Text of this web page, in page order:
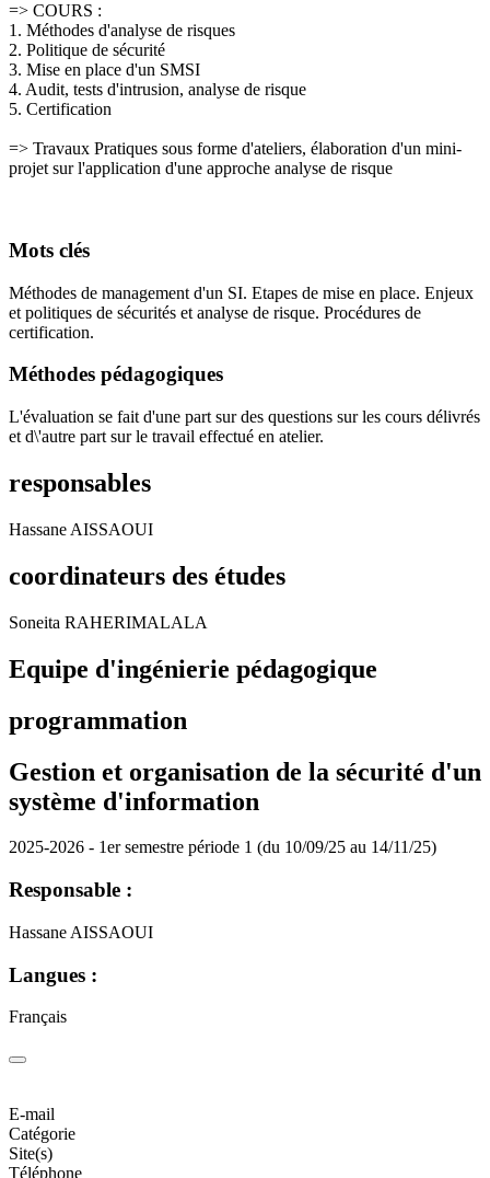
=> COURS :
1. Méthodes d'analyse de risques
2. Politique de sécurité
3. Mise en place d'un SMSI
4. Audit, tests d'intrusion, analyse de risque
5. Certification
=> Travaux Pratiques sous forme d'ateliers, élaboration d'un mini-
projet sur l'application d'une approche analyse de risque
Mots clés
Méthodes de management d'un SI. Etapes de mise en place. Enjeux
et politiques de sécurités et analyse de risque. Procédures de
certification.
Méthodes pédagogiques
L'évaluation se fait d'une part sur des questions sur les cours délivrés
et d\'autre part sur le travail effectué en atelier.
responsables
Hassane AISSAOUI
coordinateurs des études
Soneita RAHERIMALALA
Equipe d'ingénierie pédagogique
programmation
Gestion et organisation de la sécurité d'un
système d'information
2025-2026 - 1er semestre période 1 (du 10/09/25 au 14/11/25)
Responsable :
Hassane AISSAOUI
Langues :
Français
E-mail
Catégorie
Site(s)
Téléphone